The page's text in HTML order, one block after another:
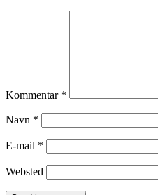
Kommentar *
Navn *
E-mail *
Websted